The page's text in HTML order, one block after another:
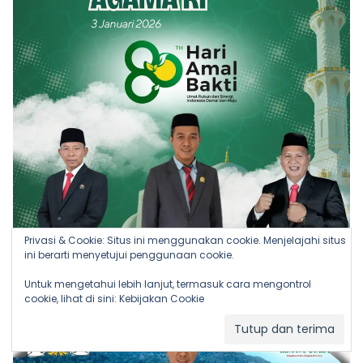
Privasi & Cookie: Situs ini menggunakan cookie. Menjelajahi situs
ini berarti menyetujui penggunaan cookie.
Untuk mengetahui lebih lanjut, termasuk cara mengontrol
cookie, lihat di sini: Kebijakan Cookie